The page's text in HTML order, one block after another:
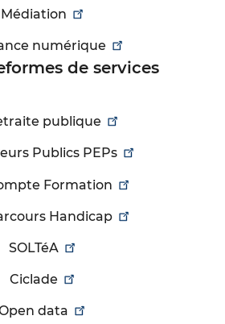
Médiation
numérique
de services
publique
Publics PEPs
Formation
Handicap
SOLTéA
Ciclade
data